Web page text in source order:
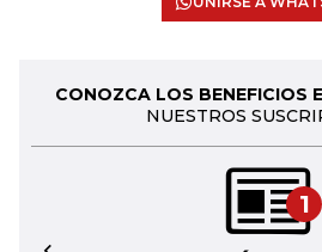
CONOZCA LOS BENEFICIOS
NUESTROS
1